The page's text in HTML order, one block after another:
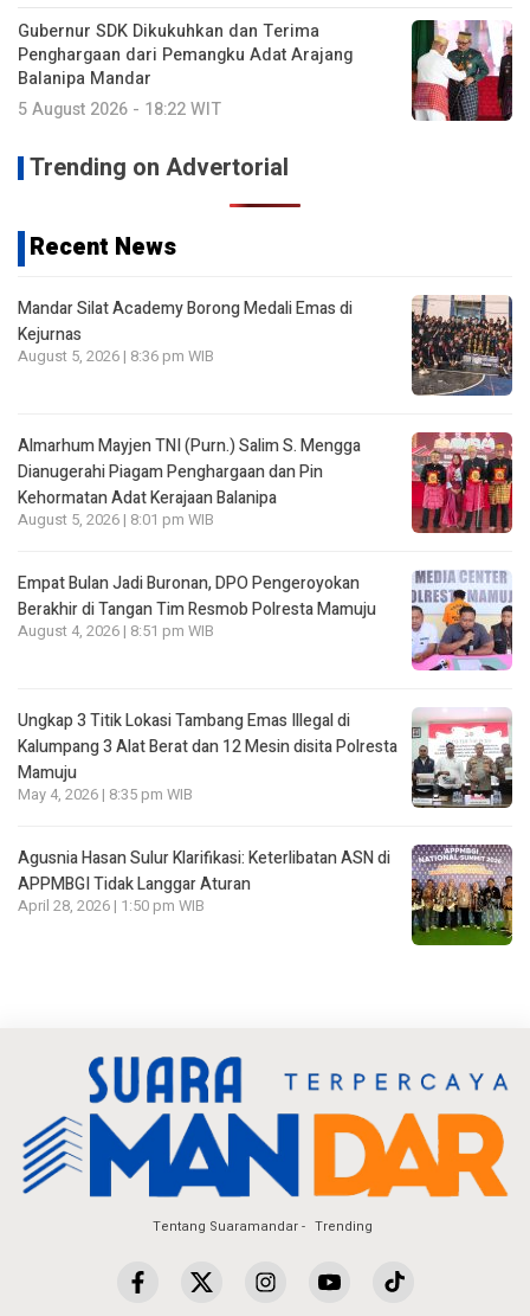
Gubernur SDK Dikukuhkan dan Terima
Penghargaan dari Pemangku Adat Arajang
Balanipa Mandar
5 August 2026 - 18:22 WIT
Trending on Advertorial
Recent News
Mandar Silat Academy Borong Medali Emas di
Kejurnas
August 5, 2026 | 8:36 pm WIB
Almarhum Mayjen TNI (Purn.) Salim S. Mengga
Dianugerahi Piagam Penghargaan dan Pin
Kehormatan Adat Kerajaan Balanipa
August 5, 2026 | 8:01 pm WIB
Empat Bulan Jadi Buronan, DPO Pengeroyokan
Berakhir di Tangan Tim Resmob Polresta Mamuju
August 4, 2026 | 8:51 pm WIB
Ungkap 3 Titik Lokasi Tambang Emas Illegal di
Kalumpang 3 Alat Berat dan 12 Mesin disita Polresta
Mamuju
May 4, 2026 | 8:35 pm WIB
Agusnia Hasan Sulur Klarifikasi: Keterlibatan ASN di
APPMBGI Tidak Langgar Aturan
April 28, 2026 | 1:50 pm WIB
Tentang Suaramandar Trending